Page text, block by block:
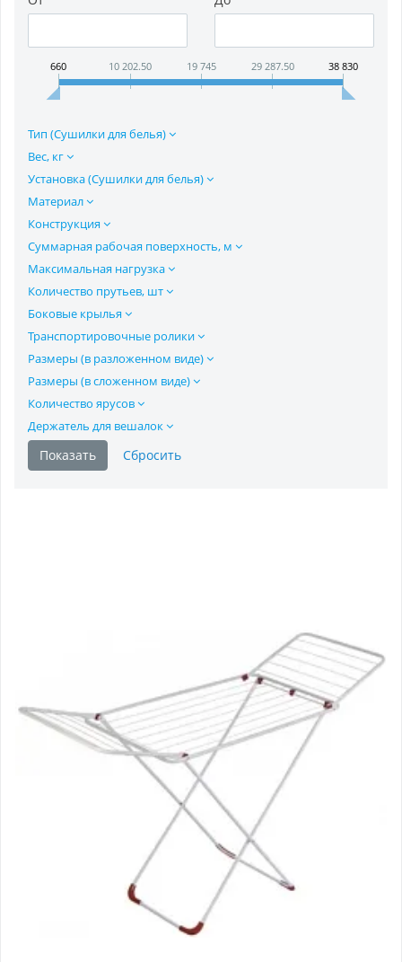
660 10 202.50 19 745 29 287.50 38 830
Тип (Сушилки для белья)
Вес, кг
Установка (Сушилки для белья)
Материал
Конструкция
Суммарная рабочая поверхность, м
Максимальная нагрузка
Количество прутьев, шт
Боковые крылья
Транспортировочные ролики
Размеры (в разложенном виде)
Размеры (в сложенном виде)
Количество ярусов
Держатель для вешалок